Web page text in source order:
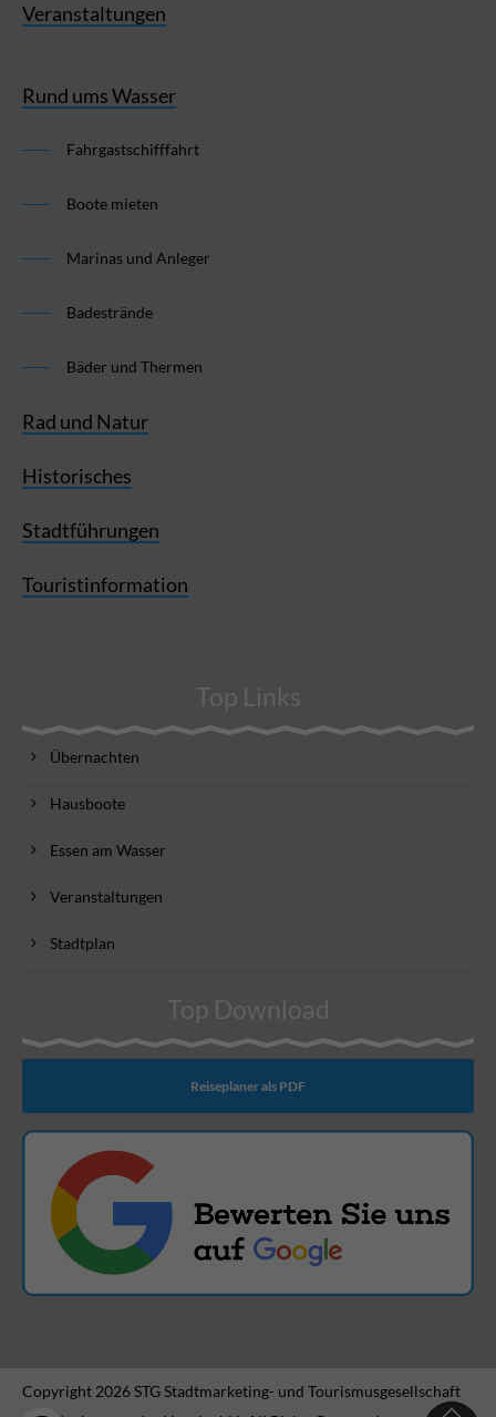
Veranstaltungen
Rund ums Wasser
Fahrgastschifffahrt
Boote mieten
Marinas und Anleger
Badestrände
Bäder und Thermen
Rad und Natur
Historisches
Stadtführungen
Touristinformation
Top Links
Übernachten
Hausboote
Essen am Wasser
Veranstaltungen
Stadtplan
Top Download
Reiseplaner als PDF
Copyright 2026 STG Stadtmarketing- und Tourismusgesellschaft